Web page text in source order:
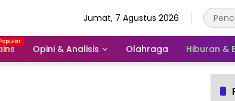
Jumat, 7 Agustus 2026
Opini & Analisis Olahraga Hiburan &